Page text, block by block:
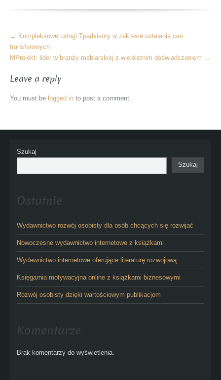
More
Articles
← Kompleksowe usługi Tpadvisory w zakresie ustalania cen
transferowych
MProjekt: lider w branży meblarskiej z wieloletnim doświadczeniem →
Leave a reply
You must be logged in to post a comment.
Szukaj
Szukaj
Ostatnie
Wydawnictwo rozwój osobisty dla osób chcących się rozwijać
Nowoczesne wydawnictwo internetowe z książkami
Wydawnictwo internetowe oferujące literaturę rozwojową
Księgarnia motywacyjna online z książkami biznesowymi
Rozwój osobisty dzięki wartościowym publikacjom
Komentarze
Brak komentarzy do wyświetlenia.